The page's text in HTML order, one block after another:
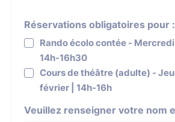
Réservations obligatoires pour :
Rando écolo contée - Mercredi 25 février |
14h-16h30
Cours de théâtre (adulte) - Jeudi 26
février | 14h-16h
Veuillez renseigner votre nom